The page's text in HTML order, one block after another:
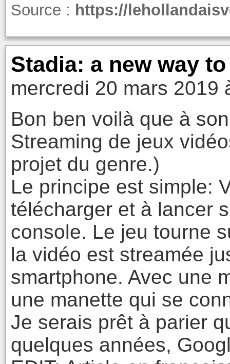
Source : https://
Stadia: a new way
mercredi 20 mars 2019
Bon ben voilà que à
Streaming de jeux
projet du genre.)
Le principe est simple:
télécharger et à lancer
console. Le jeu tourne
la vidéo est streamée
smartphone. Avec une
une manette qui se
Je serais prêt à parier
quelques années,